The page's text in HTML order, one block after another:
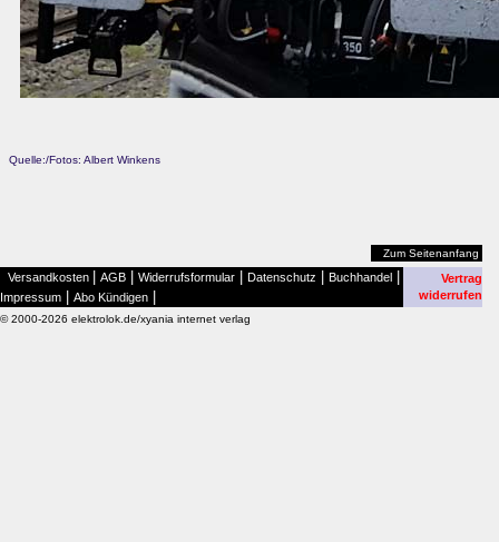
Quelle:/Fotos: Albert Winkens
Zum Seitenanfang
Versandkosten AGB Widerrufsformular Datenschutz Buchhandel
Impressum Abo Kündigen
Vertrag
widerrufen
© 2000-2026 elektrolok.de/xyania internet verlag